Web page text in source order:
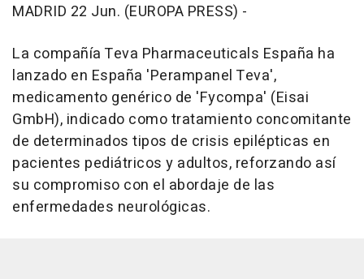
MADRID 22 Jun. (EUROPA PRESS) -
La compañía Teva Pharmaceuticals España ha
lanzado en España 'Perampanel Teva',
medicamento genérico de 'Fycompa' (Eisai
GmbH), indicado como tratamiento concomitante
de determinados tipos de crisis epilépticas en
pacientes pediátricos y adultos, reforzando así
su compromiso con el abordaje de las
enfermedades neurológicas.